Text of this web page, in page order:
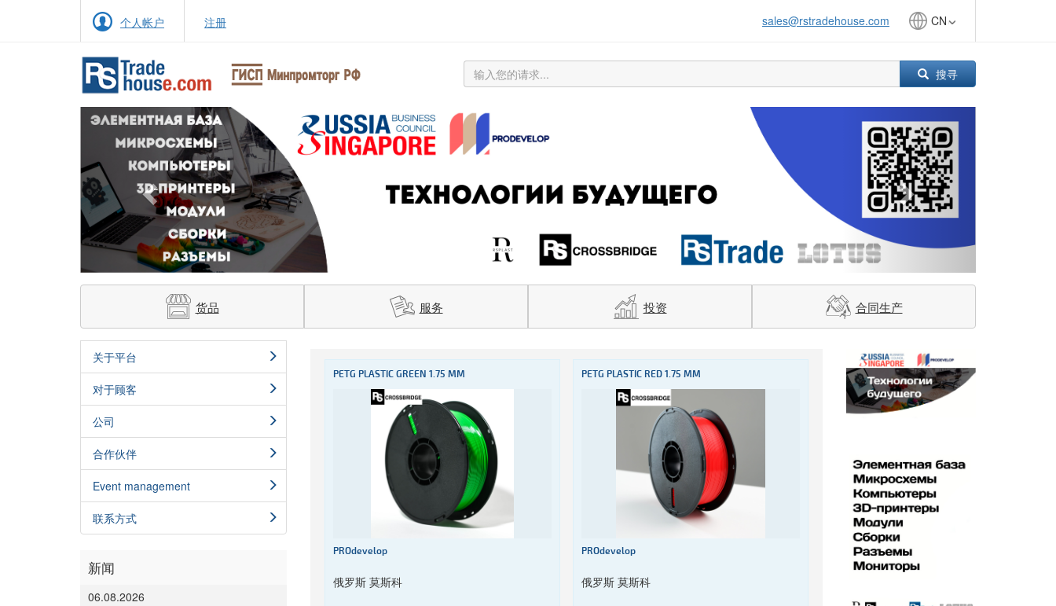
个人帐户 注册 sales@rstradehouse.com CN
搜寻
Previous Next
货品 服务 投资 合同生产
关于平台
对于顾客
公司
合作伙伴
Event management
联系方式
新闻
06.08.2026
PETG PLASTIC GREEN 1.75 MM
PROdevelop
俄罗斯 莫斯科
PETG PLASTIC RED 1.75 MM
PROdevelop
俄罗斯 莫斯科